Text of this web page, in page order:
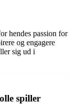
hendes passion for
og engagere
sig ud i
spiller